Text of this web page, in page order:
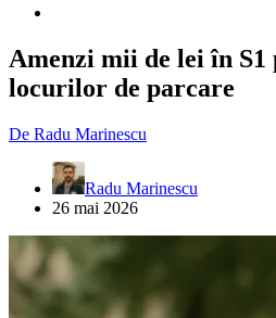
Amenzi mii de lei în S1
locurilor de parcare
De Radu Marinescu
Radu Marinescu
26 mai 2026